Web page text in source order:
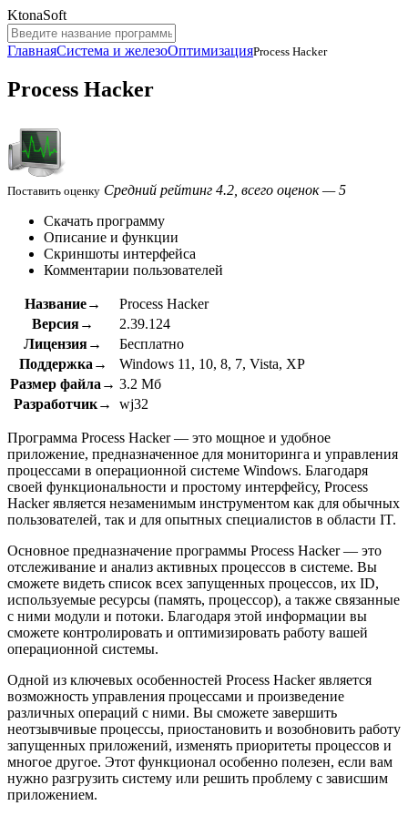
KtonaSoft
ГлавнаяСистема и железоОптимизацияProcess Hacker
Process Hacker
Поставить оценку Средний рейтинг 4.2, всего оценок — 5
Скачать программу
Описание и функции
Скриншоты интерфейса
Комментарии пользователей
Название→
Process Hacker
Версия→
2.39.124
Лицензия→
Бесплатно
Поддержка→
Windows 11, 10, 8, 7, Vista, XP
Размер файла→ 3.2 Мб
Разработчик→
wj32
Программа Process Hacker — это мощное и удобное
приложение, предназначенное для мониторинга и управления
процессами в операционной системе Windows. Благодаря
своей функциональности и простому интерфейсу, Process
Hacker является незаменимым инструментом как для обычных
пользователей, так и для опытных специалистов в области IT.
Основное предназначение программы Process Hacker — это
отслеживание и анализ активных процессов в системе. Вы
сможете видеть список всех запущенных процессов, их ID,
используемые ресурсы (память, процессор), а также связанные
с ними модули и потоки. Благодаря этой информации вы
сможете контролировать и оптимизировать работу вашей
операционной системы.
Одной из ключевых особенностей Process Hacker является
возможность управления процессами и произведение
различных операций с ними. Вы сможете завершить
неотзывчивые процессы, приостановить и возобновить работу
запущенных приложений, изменять приоритеты процессов и
многое другое. Этот функционал особенно полезен, если вам
нужно разгрузить систему или решить проблему с зависшим
приложением.